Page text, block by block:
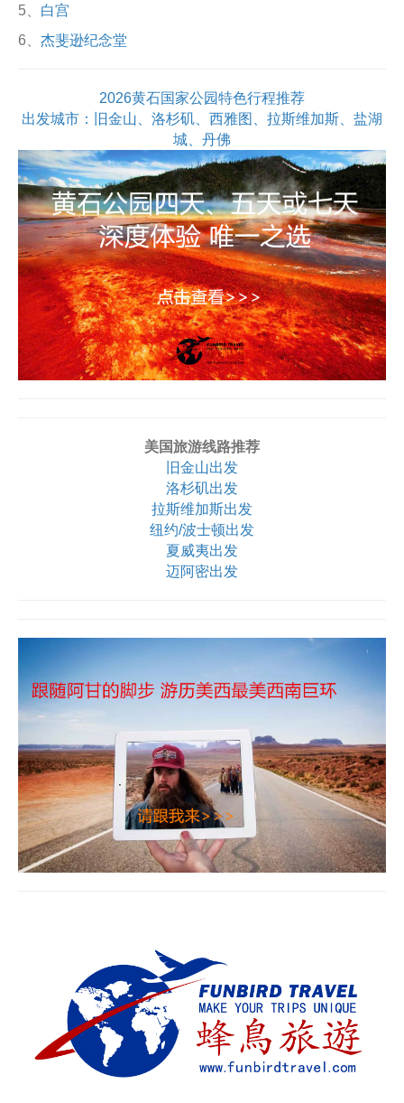
5、 白宫
6、 杰斐逊纪念堂
2026黄石国家公园特色行程推荐
出发城市：旧金山、洛杉矶、西雅图、拉斯维加斯、盐湖
城、丹佛
美国旅游线路推荐
旧金山出发
洛杉矶出发
拉斯维加斯出发
纽约/波士顿出发
夏威夷出发
迈阿密出发